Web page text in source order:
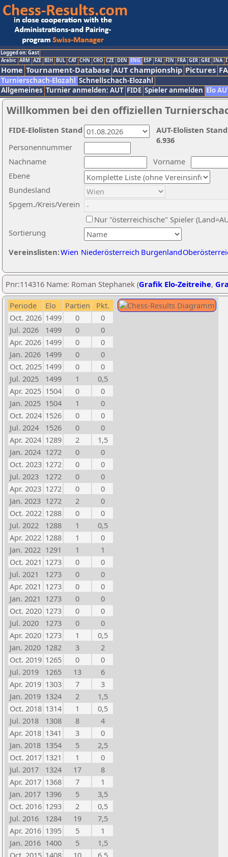
Logged on: Gast
Arabic ARM AZE BIH BUL CAT CHN CRO CZE DEN ENG ESP FAI FIN FRA GER GRE INA
Home Tournament-Database AUT championship Pictures
Turnierschach-Elozahl Schnellschach-Elozahl
Allgemeines Turnier anmelden: AUT FIDE Spieler anmelden Elo
Willkommen bei den offiziellen
Nachname
Vorname
Ebene
Sortierung
Personennummer
Bundesland
Spgem./Kreis/Verein
Nur "österreichische" Spieler
Vereinslisten:Wien Niederösterreich Burgenland
AUT-Elolisten
6.936
FIDE-Elolisten Stand
Pnr:114316 Name: Roman Stephanek (Grafik Elo-Zeitreihe,
Periode Elo Partien
Pkt.
Oct. 2026 1499 0
0
Jul. 2026
1499 0
0
Apr. 2026 1499 0
0
Jan. 2026 1499 0
0
Oct. 2025 1499 0
0
Jul. 2025
1499 1
0,5
Apr. 2025 1504 0
0
Jan. 2025 1504 1
0
Oct. 2024 1526 0
0
Jul. 2024
1526 0
0
Apr. 2024 1289 2
1,5
Jan. 2024 1272 0
0
Oct. 2023 1272 0
0
Jul. 2023
1272 0
0
Apr. 2023 1272 0
0
Jan. 2023 1272 2
0
Oct. 2022 1288 0
0
Jul. 2022
1288 1
0,5
Apr. 2022 1288 1
0
Jan. 2022 1291 1
1
Oct. 2021 1273 0
0
Jul. 2021
1273 0
0
Apr. 2021 1273 0
0
Jan. 2021 1273 0
0
Oct. 2020 1273 0
0
Jul. 2020
1273 0
0
Apr. 2020 1273 1
0,5
Jan. 2020 1282 3
2
Oct. 2019 1265 0
0
Jul. 2019
1265 13
6
Apr. 2019 1303 7
3
Jan. 2019 1324 2
1,5
Oct. 2018 1314 1
0,5
Jul. 2018
1308 8
4
Apr. 2018 1341 3
0
Jan. 2018 1354 5
2,5
Oct. 2017 1321 1
0
Jul. 2017
1324 17
8
Apr. 2017 1368 7
1
Jan. 2017 1396 5
3,5
Oct. 2016 1293 2
0,5
Jul. 2016
1284 19
7,5
Apr. 2016 1395 5
1
Jan. 2016 1400 5
1,5
Oct. 2015 1408 10
6,5